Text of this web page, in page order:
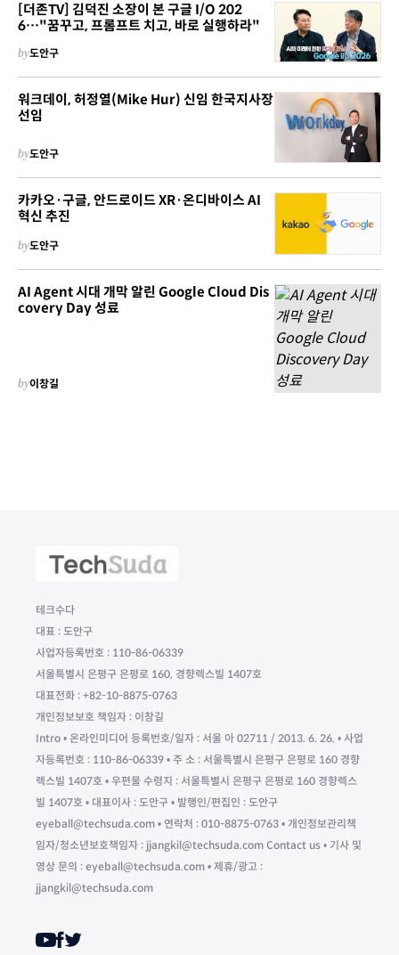
[더존TV] 김덕진 소장이 본 구글 I/O 202
6…"꿈꾸고, 프롬프트 치고, 바로 실행하라"
by도안구
워크데이, 허정열(Mike Hur) 신임 한국지사장
선임
by도안구
카카오·구글, 안드로이드 XR·온디바이스 AI
혁신 추진
by도안구
AI Agent 시대 개막 알린 Google Cloud Dis
covery Day 성료
by이창길
테크수다
대표 : 도안구
사업자등록번호 : 110-86-06339
서울특별시 은평구 은평로 160, 경향렉스빌 1407호
대표전화 : +82-10-8875-0763
개인정보보호 책임자 : 이창길
Intro • 온라인미디어 등록번호/일자 : 서울 아 02711 / 2013. 6. 26. • 사업
자등록번호 : 110-86-06339 • 주 소 : 서울특별시 은평구 은평로 160 경향
렉스빌 1407호 • 우편물 수령지 : 서울특별시 은평구 은평로 160 경향렉스
빌 1407호 • 대표이사 : 도안구 • 발행인/편집인 : 도안구
eyeball@techsuda.com • 연락처 : 010-8875-0763 • 개인정보관리책
임자/청소년보호책임자 : jjangkil@techsuda.com Contact us • 기사 및
영상 문의 : eyeball@techsuda.com • 제휴/광고 :
jjangkil@techsuda.com